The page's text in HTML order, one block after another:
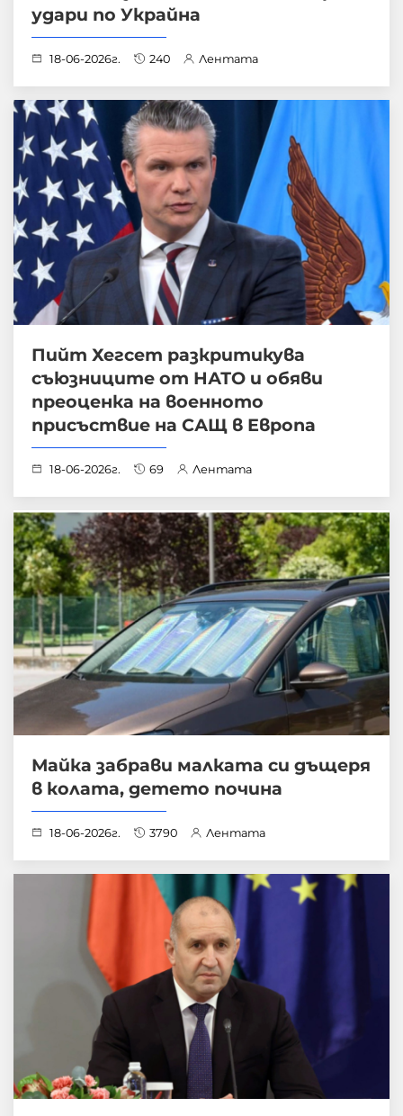
удари по Украйна
18-06-2026г. 240 Лентата
Пийт Хегсет разкритикува
съюзниците от НАТО и обяви
преоценка на военното
присъствие на САЩ в Европа
18-06-2026г. 69 Лентата
Майка забрави малката си дъщеря
в колата, детето почина
18-06-2026г. 3790 Лентата